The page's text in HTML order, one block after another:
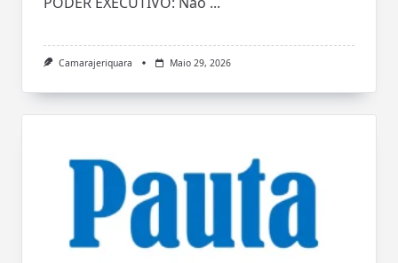
Camarajeriquara Maio 29, 2026